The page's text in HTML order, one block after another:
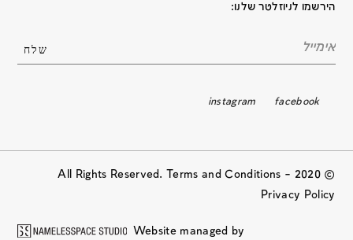
הירשמו לניוזלטר שלנו:
facebook
instagram
© 2020 All Rights Reserved. Terms and Conditions –
Privacy Policy
Website managed by